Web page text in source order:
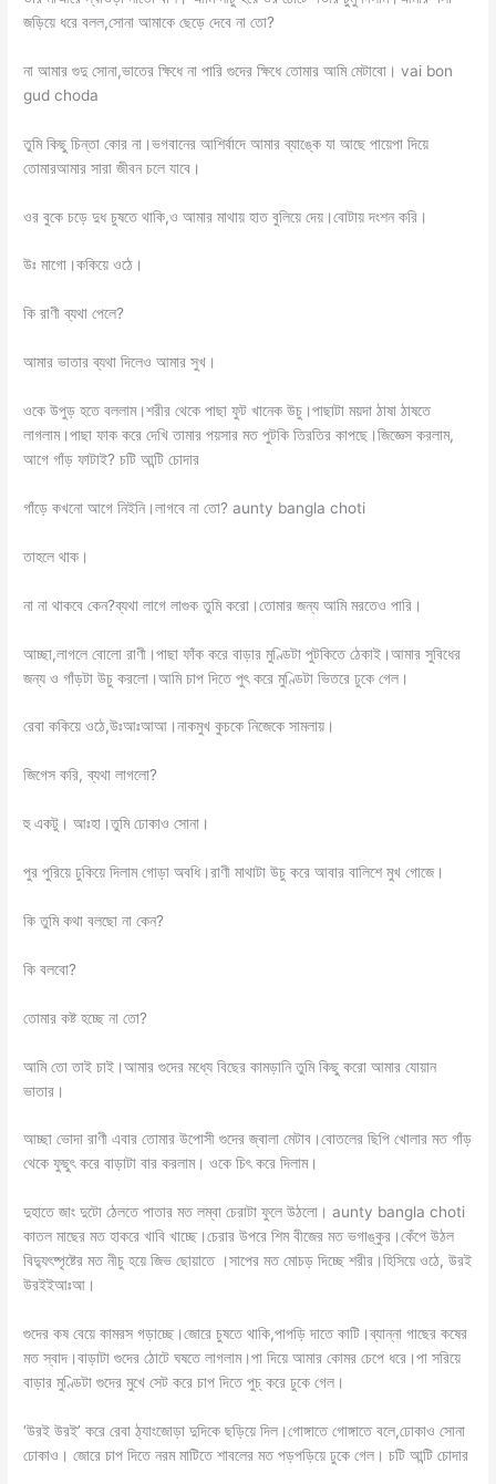
জড়িয়ে ধরে বলল,সোনা আমাকে ছেড়ে দেবে না তো?
না আমার গুদু সোনা,ভাতের ক্ষিধে না পারি গুদের ক্ষিধে তোমার আমি মেটাবো। vai bon
gud choda
তুমি কিছু চিন্তা কোর না।ভগবানের আশির্বাদে আমার ব্যাঙ্কে যা আছে পায়েপা দিয়ে
তোমারআমার সারা জীবন চলে যাবে।
ওর বুকে চড়ে দুধ চুষতে থাকি,ও আমার মাথায় হাত বুলিয়ে দেয়।বোটায় দংশন করি।
উঃ মাগো।ককিয়ে ওঠে।
কি রাণী ব্যথা পেলে?
আমার ভাতার ব্যথা দিলেও আমার সুখ।
ওকে উপুড় হতে বললাম।শরীর থেকে পাছা ফুট খানেক উচু।পাছাটা ময়দা ঠাষা ঠাষতে
লাগলাম।পাছা ফাক করে দেখি তামার পয়সার মত পুটকি তিরতির কাপছে।জিজ্ঞেস করলাম,
আগে গাঁড় ফাটাই? চটি আন্টি চোদার
গাঁড়ে কখনো আগে নিইনি।লাগবে না তো? aunty bangla choti
তাহলে থাক।
না না থাকবে কেন?ব্যথা লাগে লাগুক তুমি করো।তোমার জন্য আমি মরতেও পারি।
আচ্ছা,লাগলে বোলো রাণী।পাছা ফাঁক করে বাড়ার মুণ্ডিটা পুটকিতে ঠেকাই।আমার সুবিধের
জন্য ও গাঁড়টা উচু করলো।আমি চাপ দিতে পুৎ করে মুণ্ডিটা ভিতরে ঢুকে গেল।
রেবা ককিয়ে ওঠে,উঃআঃআআ।নাকমুখ কুচকে নিজেকে সামলায়।
জিগেস করি, ব্যথা লাগলো?
হু একটু। আঃহা।তুমি ঢোকাও সোনা।
পুর পুরিয়ে ঢুকিয়ে দিলাম গোড়া অবধি।রাণী মাথাটা উচু করে আবার বালিশে মুখ গোজে।
কি তুমি কথা বলছো না কেন?
কি বলবো?
তোমার কষ্ট হচ্ছে না তো?
আমি তো তাই চাই।আমার গুদের মধ্যে বিছের কামড়ানি তুমি কিছু করো আমার যোয়ান
ভাতার।
আচ্ছা ভোদা রাণী এবার তোমার উপোসী গুদের জ্বালা মেটাব।বোতলের ছিপি খোলার মত গাঁড়
থেকে ফুছুৎ করে বাড়াটা বার করলাম। ওকে চিৎ করে দিলাম।
দুহাতে জাং দুটো ঠেলতে পাতার মত লম্বা চেরাটা ফুলে উঠলো। aunty bangla choti
কাতল মাছের মত হাকরে খাবি খাচ্ছে।চেরার উপরে শিম বীজের মত ভগাঙ্কুর।কেঁপে উঠল
বিদ্যুৎষ্পৃষ্টের মত নীচু হয়ে জিভ ছোয়াতে ।সাপের মত মোচড় দিচ্ছে শরীর।হিসিয়ে ওঠে, উরই
উরইইআঃআ।
গুদের কষ বেয়ে কামরস গড়াচ্ছে।জোরে চুষতে থাকি,পাপড়ি দাতে কাটি।ব্যান্না গাছের কষের
মত স্বাদ।বাড়াটা গুদের ঠোটে ঘষতে লাগলাম।পা দিয়ে আমার কোমর চেপে ধরে।পা সরিয়ে
বাড়ার মুণ্ডিটা গুদের মুখে সেট করে চাপ দিতে পুচ্ করে ঢুকে গেল।
‘উরই উরই’ করে রেবা ঠ্যাংজোড়া দুদিকে ছড়িয়ে দিল।গোঙ্গাতে গোঙ্গাতে বলে,ঢোকাও সোনা
ঢোকাও। জোরে চাপ দিতে নরম মাটিতে শাবলের মত পড়পড়িয়ে ঢুকে গেল। চটি আন্টি চোদার